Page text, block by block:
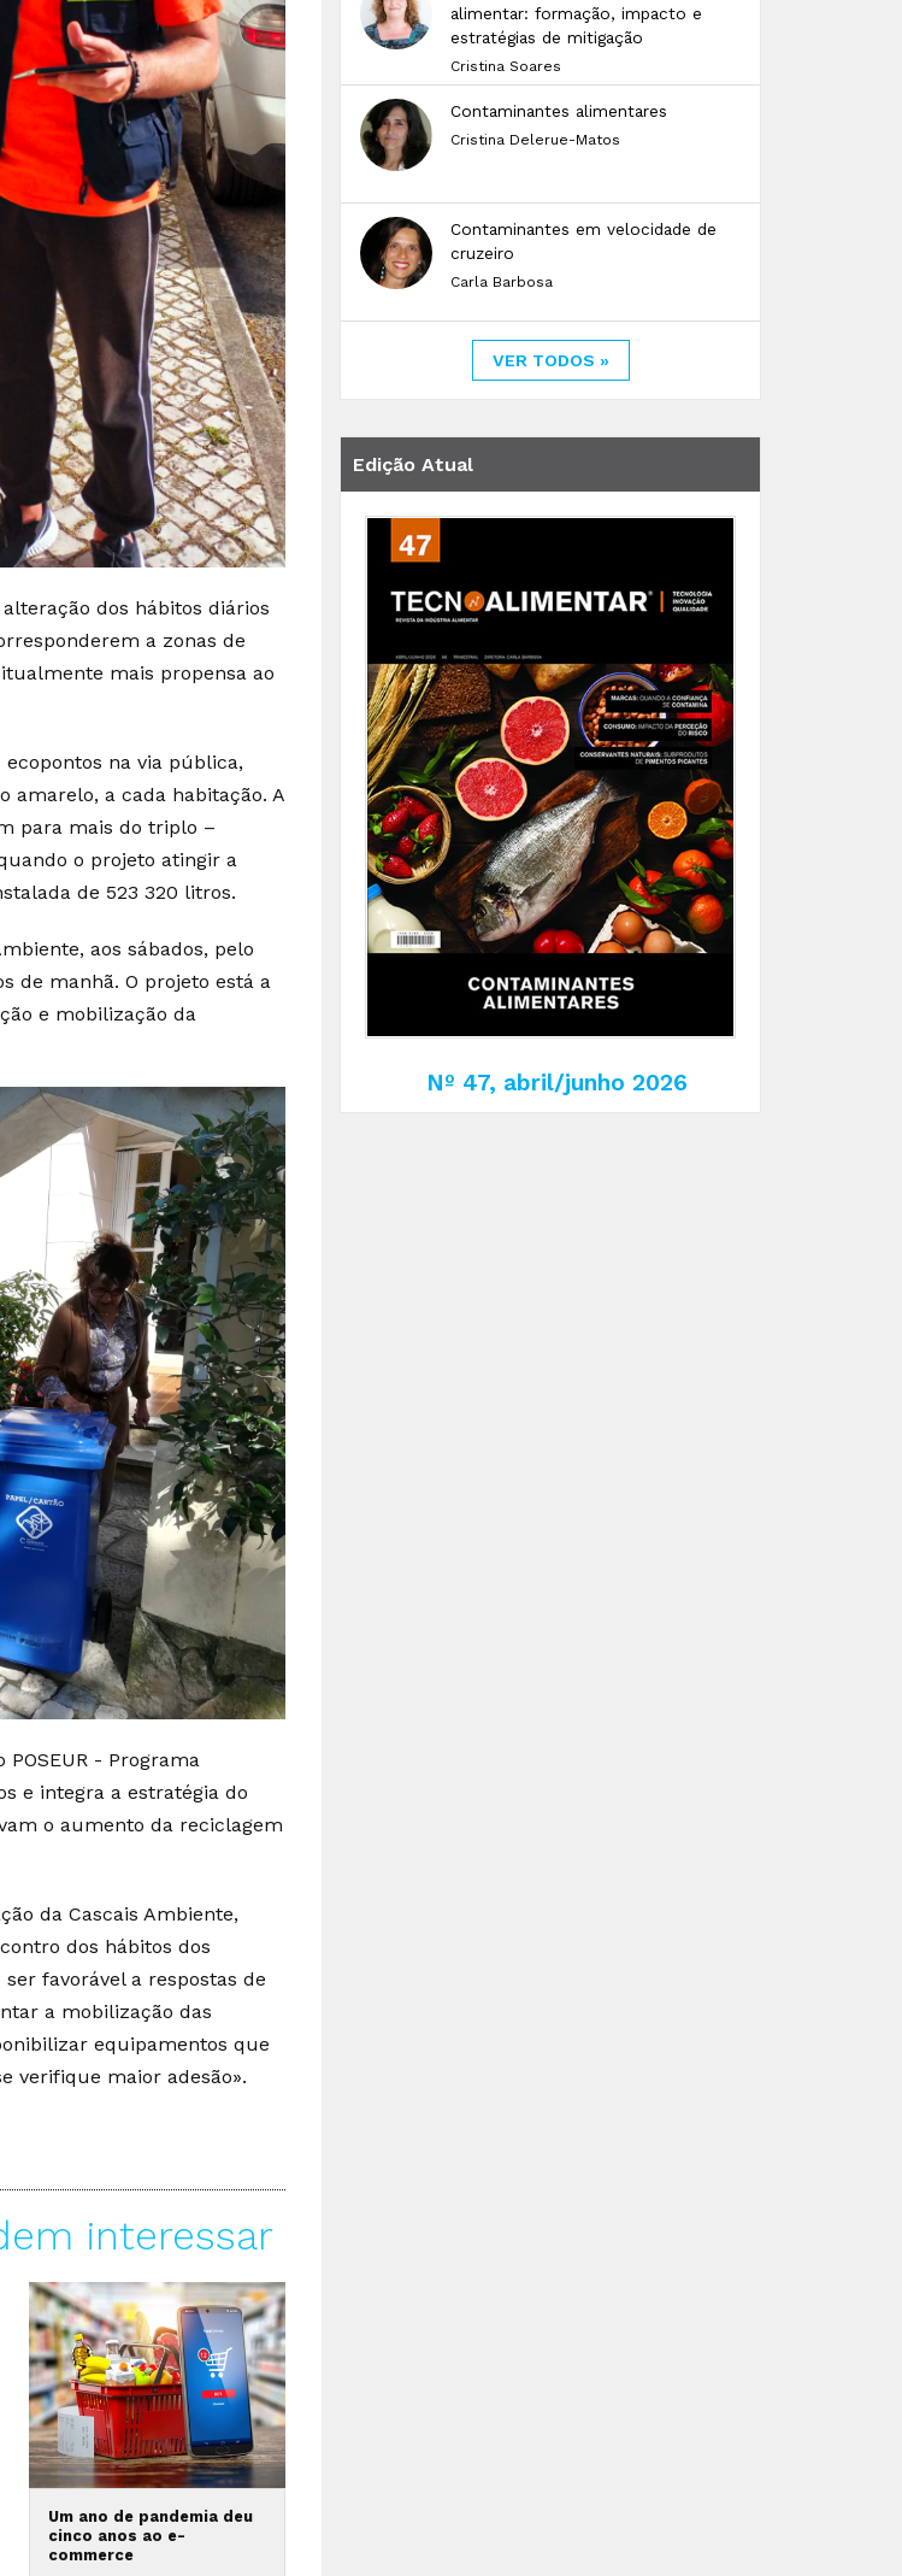
dos hábitos diários
a zonas de
mais propensa ao
na via pública,
amarelo, a cada habitação. A
para mais do triplo –
o projeto atingir a
de 523 320 litros.
aos sábados, pelo
de manhã. O projeto está a
e mobilização da
- Programa
e integra a estratégia do
o aumento da reciclagem
da Cascais Ambiente,
dos hábitos dos
favorável a respostas de
a mobilização das
equipamentos que
verifique maior adesão».
interessar
Um ano de pandemia deu
cinco anos ao e-
commerce
alimentar: formação, impacto e
estratégias de mitigação
Cristina Soares
Contaminantes alimentares
Cristina Delerue-Matos
Contaminantes em velocidade de
cruzeiro
Carla Barbosa
VER TODOS »
Edição Atual
Nº 47, abril/junho 2026